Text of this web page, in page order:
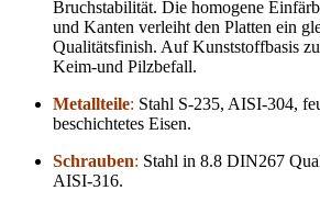
Bruchstabilität. Die homogene
und Kanten verleiht den Platten ein
Qualitätsfinish. Auf Kunststoffbasis
Keim-und Pilzbefall.
Metallteile: Stahl S-235, AISI-304,
beschichtetes Eisen.
Schrauben: Stahl in 8.8 DIN267
AISI-316.